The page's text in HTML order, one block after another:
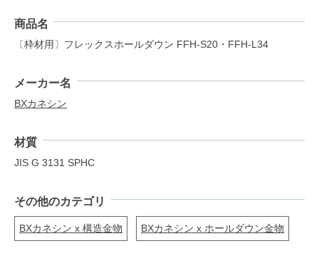
商品名
〔枠材用〕フレックスホールダウン FFH-S20・FFH-L34
メーカー名
BXカネシン
材質
JIS G 3131 SPHC
その他のカテゴリ
BXカネシン x 構造金物 BXカネシン x ホールダウン金物